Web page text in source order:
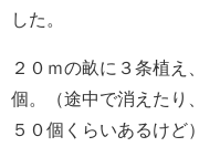
した。
２０ｍの畝に３条植え
個。（途中で消えたり
５０個くらいあるけど）